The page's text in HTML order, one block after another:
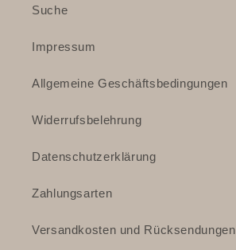
Suche
Impressum
Allgemeine Geschäftsbedingungen
Widerrufsbelehrung
Datenschutzerklärung
Zahlungsarten
Versandkosten und Rücksendungen